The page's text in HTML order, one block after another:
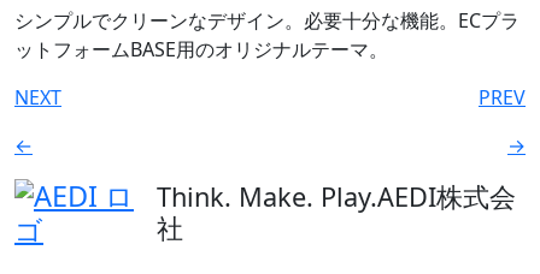
シンプルでクリーンなデザイン。必要十分な機能。ECプラ
ットフォームBASE用のオリジナルテーマ。
NEXT
←
PREV
→
Think. Make. Play.AEDI株式会
社